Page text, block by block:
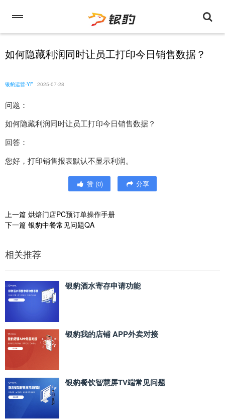
如何隐藏利润同时让员工打印今日销售数据？
银豹运营-YF 2025-07-28
问题：
如何隐藏利润同时让员工打印今日销售数据？
回答：
您好，打印销售报表默认不显示利润。
赞 (0) 分享
上一篇 烘焙门店PC预订单操作手册
下一篇 银豹中餐常见问题QA
相关推荐
银豹酒水寄存申请功能
银豹我的店铺 APP外卖对接
银豹餐饮智慧屏TV端常见问题